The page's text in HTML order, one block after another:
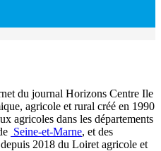
du journal Horizons Centre Ile
agricole et rural créé en 1990
agricoles dans les départements
Seine-et-Marne, et des
2018 du Loiret agricole et